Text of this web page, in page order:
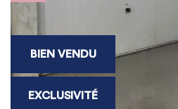
BIEN VENDU
EXCLUSIVITÉ